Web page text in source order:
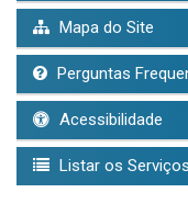
Mapa do Site
Perguntas
Acessibilidade
Listar os